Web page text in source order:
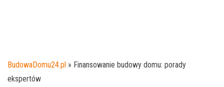
BudowaDomu24.pl » Finansowanie budowy domu: porady
ekspertów